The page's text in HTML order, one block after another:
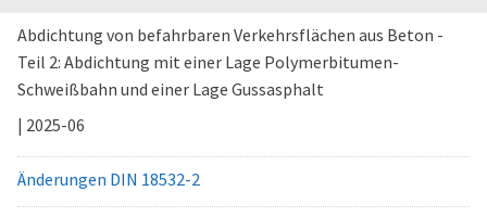
Abdichtung von befahrbaren Verkehrsflächen aus Beton -
Teil 2: Abdichtung mit einer Lage Polymerbitumen-
Schweißbahn und einer Lage Gussasphalt
| 2025-06
Änderungen DIN 18532-2